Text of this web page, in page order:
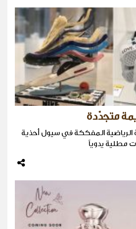
متجدّدة
المفككة في سيول أحذية